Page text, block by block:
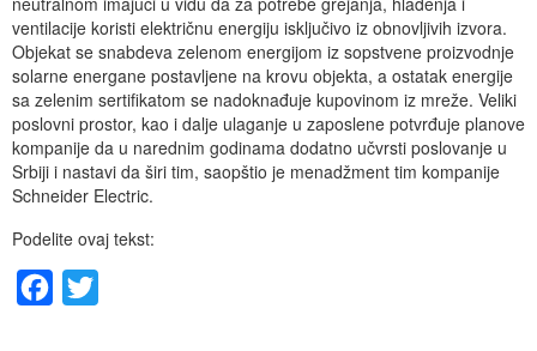
ventilacije koristi električnu energiju isključivo iz obnovljivih izvora.
Objekat se snabdeva zelenom energijom iz sopstvene proizvodnje
solarne energane postavljene na krovu objekta, a ostatak energije
sa zelenim sertifikatom se nadoknađuje kupovinom iz mreže. Veliki
poslovni prostor, kao i dalje ulaganje u zaposlene potvrđuje planove
kompanije da u narednim godinama dodatno učvrsti poslovanje u
Srbiji i nastavi da širi tim, saopštio je menadžment tim kompanije
Schneider Electric.
Podelite ovaj tekst:
Facebook